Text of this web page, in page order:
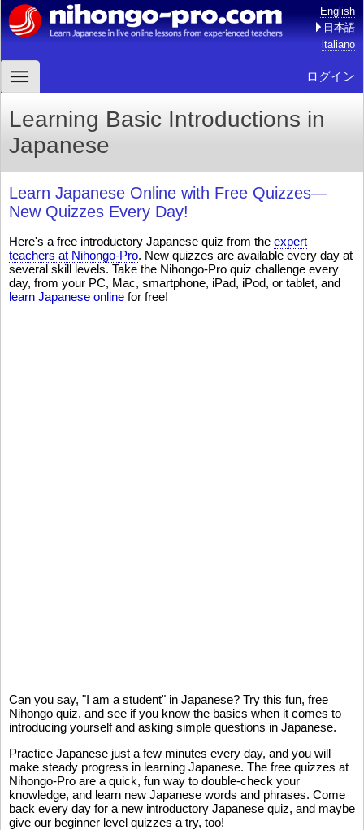
English
日本語
italiano
ログイン
Learning Basic Introductions in
Japanese
Learn Japanese Online with Free Quizzes—
New Quizzes Every Day!
Here's a free introductory Japanese quiz from the expert
teachers at Nihongo-Pro. New quizzes are available every day at
several skill levels. Take the Nihongo-Pro quiz challenge every
day, from your PC, Mac, smartphone, iPad, iPod, or tablet, and
learn Japanese online for free!
Can you say, "I am a student" in Japanese? Try this fun, free
Nihongo quiz, and see if you know the basics when it comes to
introducing yourself and asking simple questions in Japanese.
Practice Japanese just a few minutes every day, and you will
make steady progress in learning Japanese. The free quizzes at
Nihongo-Pro are a quick, fun way to double-check your
knowledge, and learn new Japanese words and phrases. Come
back every day for a new introductory Japanese quiz, and maybe
give our beginner level quizzes a try, too!